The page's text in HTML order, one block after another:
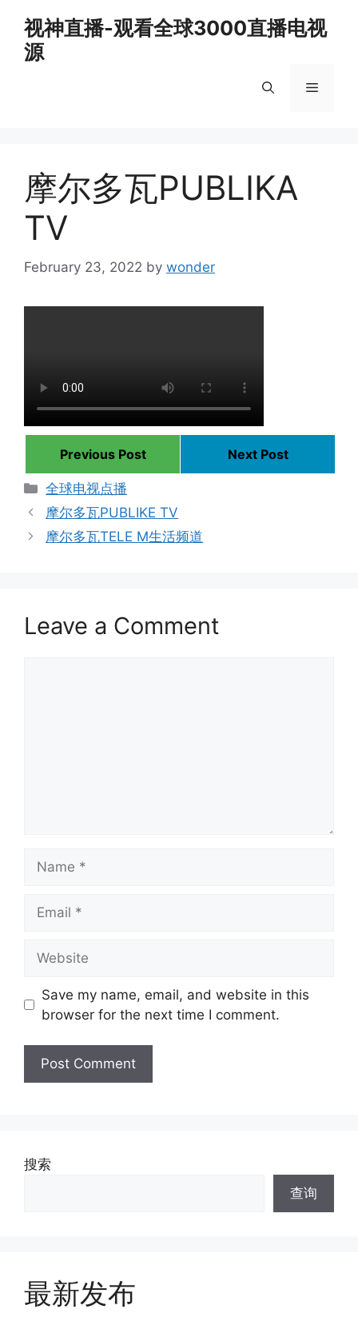
content
视神直播-观看全球3000直播电视
源
Menu
摩尔多瓦PUBLIKA
TV
February 23, 2022 by wonder
Previous Post
Next Post
Categories
全球电视点播
摩尔多瓦PUBLIKE TV
摩尔多瓦TELE M生活频道
Leave a Comment
Save my name, email, and website in this
browser for the next time I comment.
搜索
查询
最新发布